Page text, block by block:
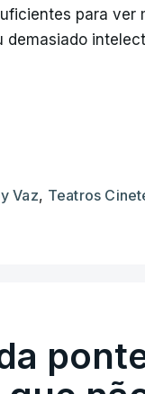
para
demasiado
Vaz, Teatros